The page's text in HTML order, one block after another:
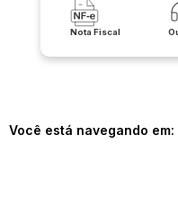
Nota Fiscal
Você está navegando em: